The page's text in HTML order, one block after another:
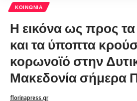
ΚΟΙΝΩΝΊΑ
Η εικόνα ως προς
και τα ύποπτα
κορωνοϊό στην
Μακεδονία σήμερα
florinapress.gr